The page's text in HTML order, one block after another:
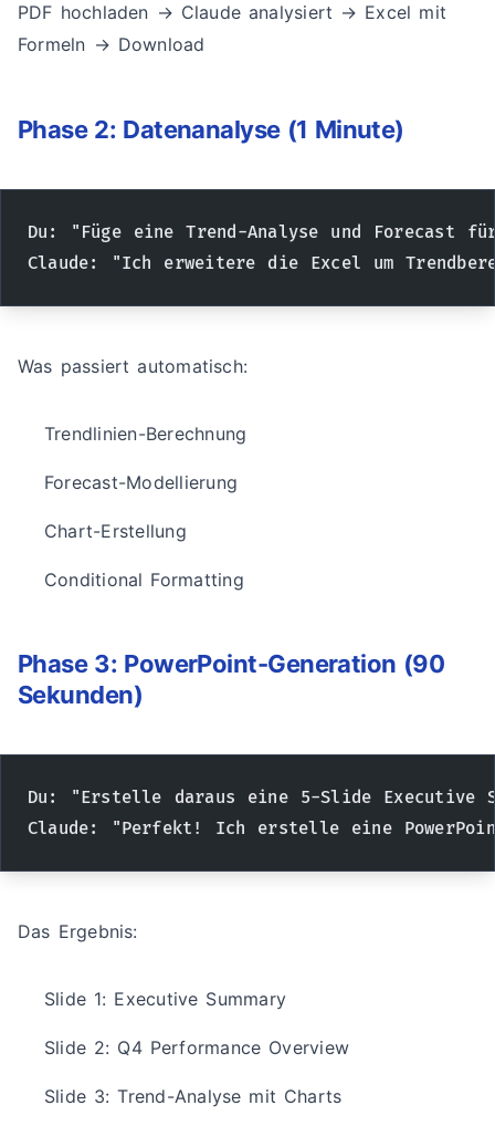
PDF hochladen → Claude analysiert → Excel mit
Formeln → Download
Phase 2: Datenanalyse (1 Minute)
Du: "Füge eine Trend-Analyse und Forecast
Claude: "Ich erweitere die Excel um
Was passiert automatisch:
Trendlinien-Berechnung
Forecast-Modellierung
Chart-Erstellung
Conditional Formatting
Phase 3: PowerPoint-Generation (90
Sekunden)
Du: "Erstelle daraus eine 5-Slide Executive
Claude: "Perfekt! Ich erstelle eine
Das Ergebnis:
Slide 1: Executive Summary
Slide 2: Q4 Performance Overview
Slide 3: Trend-Analyse mit Charts